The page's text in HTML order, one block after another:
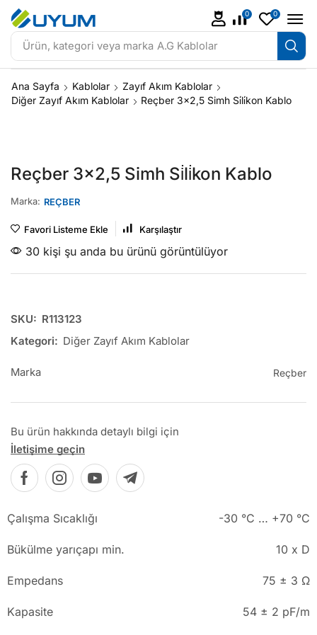
Ürün, kategori veya marka A.G Kablolar
0 0
Ana Sayfa Kablolar
Zayıf Akım Kablolar
Diğer Zayıf Akım Kablolar
Reçber 3×2,5 Simh Si̇li̇kon Kablo
Reçber 3×2,5 Simh Si̇li̇kon Kablo
Marka: REÇBER
Favori Listeme Ekle Karşılaştır
30 kişi şu anda bu ürünü görüntülüyor
SKU: R113123
Kategori: Diğer Zayıf Akım Kablolar
Marka Reçber
Bu ürün hakkında detaylı bilgi için
İletişime geçin
Çalışma Sıcaklığı -30 °C … +70 °C
Bükülme yarıçapı min. 10 x D
Empedans 75 ± 3 Ω
Kapasite 54 ± 2 pF/m